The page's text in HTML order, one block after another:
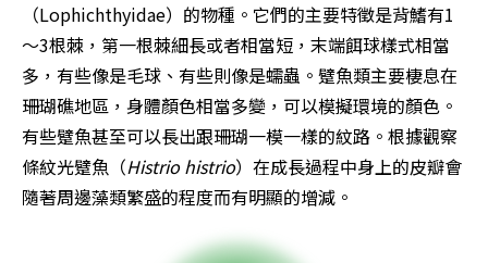
（Lophichthyidae）的物種。它們的主要特徵是背鰭有1
～3根棘，第一根棘細長或者相當短，末端餌球樣式相當
多，有些像是毛球、有些則像是蠕蟲。躄魚類主要棲息在
珊瑚礁地區，身體顏色相當多變，可以模擬環境的顏色。
有些躄魚甚至可以長出跟珊瑚一模一樣的紋路。根據觀察
條紋光躄魚（Histrio histrio）在成長過程中身上的皮瓣會
隨著周邊藻類繁盛的程度而有明顯的增減。